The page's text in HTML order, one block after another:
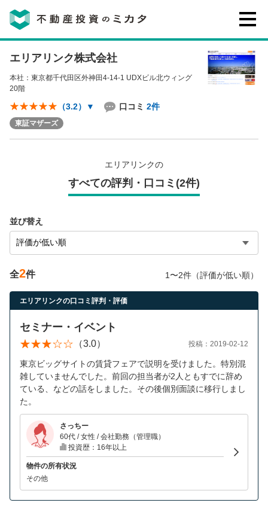
不動産投資のミカタとは
営業時間：10:00〜19:00(土日祝も営業中) 定休日：水
エリアリンク株式会社
本社：東京都千代田区外神田4-14-1 UDXビル北ウィング
20階
（3.2） ▼ 口コミ 2件
東証マザーズ
エリアリンクの
すべての評判・口コミ(2件)
並び替え
全2件 1〜2件（評価が低い順）
エリアリンクの口コミ評判・評価
セミナー・イベント
（3.0） 投稿：2019-02-12
東京ビッグサイトの賃貸フェアで説明を受けました。特別混
雑していませんでした。前回の担当者が2人ともすでに辞め
ている、などの話をしました。その後個別面談に移行しまし
た。
さっちー
60代 / 女性 / 会社勤務（管理職）
投資歴：16年以上
物件の所有状況
その他